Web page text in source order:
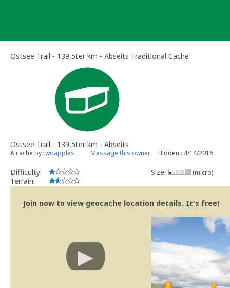
Ostsee Trail - 139,5ter km - Abseits Traditional Cache
Ostsee Trail - 139,5ter km - Abseits
A cache bytwoapples Message this owner Hidden : 4/14/2016
Difficulty:
Terrain:
Size: (micro)
Join now to view geocache location details. It's free!